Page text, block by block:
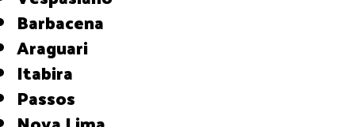
Barbacena
Araguari
Itabira
Passos